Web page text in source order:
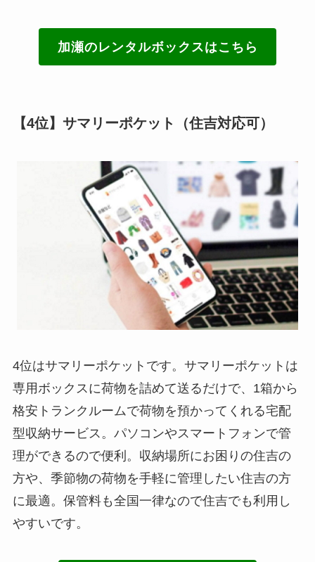
加瀬のレンタルボックスはこちら
【4位】サマリーポケット（住吉対応可）
4位はサマリーポケットです。サマリーポケットは
専用ボックスに荷物を詰めて送るだけで、1箱から
格安トランクルームで荷物を預かってくれる宅配
型収納サービス。パソコンやスマートフォンで管
理ができるので便利。収納場所にお困りの住吉の
方や、季節物の荷物を手軽に管理したい住吉の方
に最適。保管料も全国一律なので住吉でも利用し
やすいです。